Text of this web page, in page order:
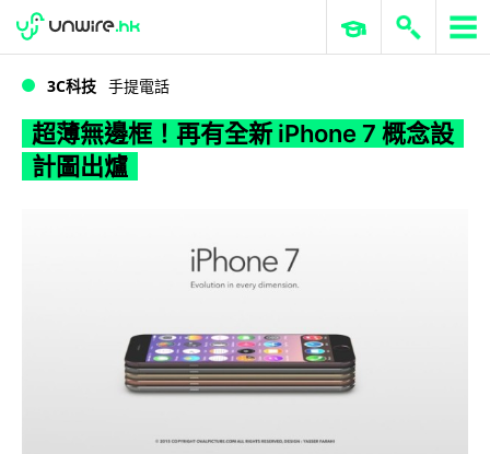
WWDC 2026 ERP 與商業 AI
3C科技 手提電話
超薄無邊框！再有全新 iPhone 7 概念設
計圖出爐